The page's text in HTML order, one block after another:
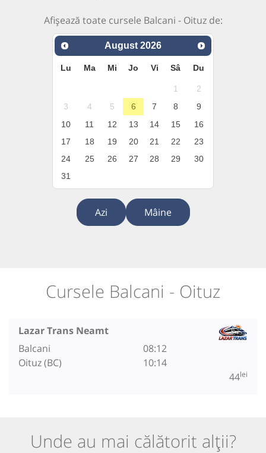
Afișează toate cursele Balcani - Oituz de:
August 2026
Lu Ma Mi Jo Vi Sâ Du
1
2
3
4 5 6 7 8
9
10
11 12 13 14 15
16
17
18 19 20 21 22
23
24
25 26 27 28 29
30
31
Azi Mâine
Cursele Balcani - Oituz
Lazar Trans Neamt
Balcani
Oituz (BC)
08:12
10:14
44lei
Unde au mai călătorit alții?